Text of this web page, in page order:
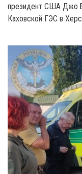
президент США Джо
Каховской ГЭС в